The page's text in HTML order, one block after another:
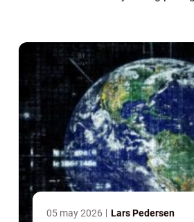
05 may 2026 Lars Pedersen